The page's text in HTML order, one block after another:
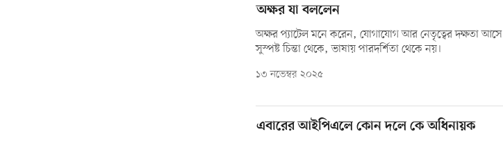
অক্ষর যা বললেন
অক্ষর প্যাটেল মনে করেন, যোগাযোগ আর নেতৃত্বের দক্ষতা আসে
সুস্পষ্ট চিন্তা থেকে, ভাষায় পারদর্শিতা থেকে নয়।
১৩ নভেম্বর ২০২৫
এবারের আইপিএলে কোন দলে কে অধিনায়ক